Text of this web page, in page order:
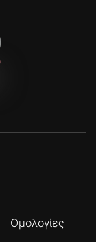
Ομολογίες